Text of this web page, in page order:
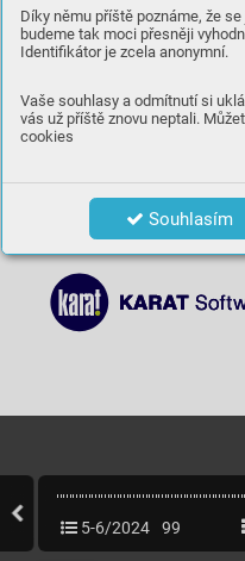
Díky němu příště poznáme, že
budeme tak moci přesněji
Identifikátor je zcela anonymní.
Vaše souhlasy a odmítnutí si
vás už příště znovu neptali.
cookies
Souhlasím
5-6/2024 99